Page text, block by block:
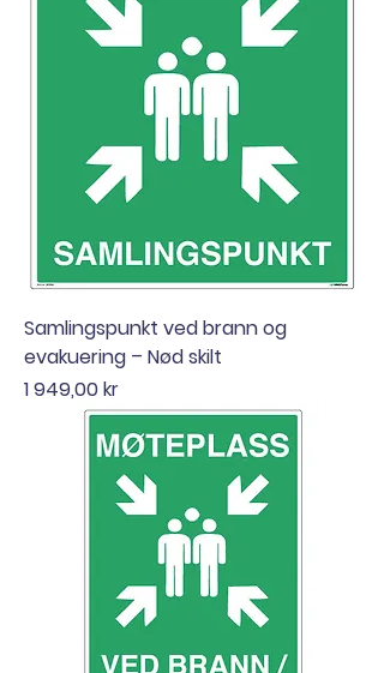
Samlingspunkt ved brann og
evakuering – Nød skilt
Pris
1 949,00 kr